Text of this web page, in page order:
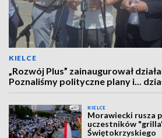
KIELCE
„Rozwój Plus” zainaugurował
Poznaliśmy polityczne plany i...
KIELCE
Morawiecki rusza
uczestników
Świętokrzyskiego